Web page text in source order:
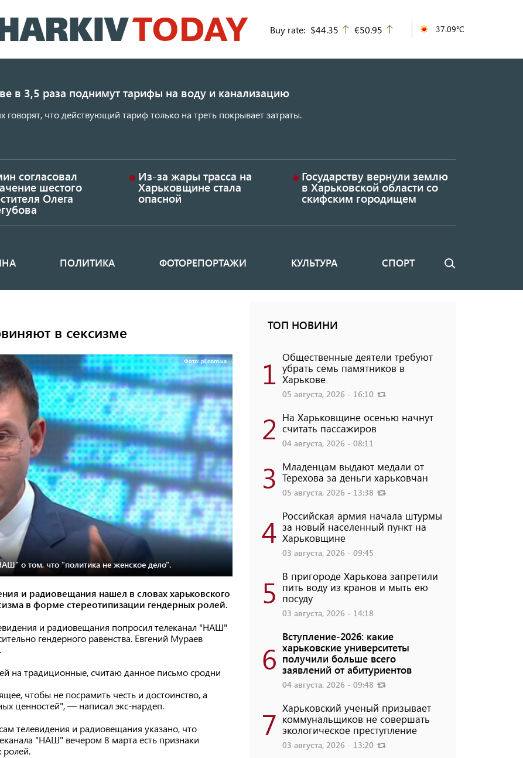
к
основному
Buy rate: $44.35 up
€50.95 37.09°C
в 3,5 раза поднимут тарифы на воду и канализацию
говорят, что действующий тариф только на треть покрывает затраты.
согласовал
шестого
Олега
Из-за жары трасса на
Харьковщине стала
опасной
Государству вернули землю
в Харьковской области со
скифским городищем
ПОЛИТИКА ФОТОРЕПОРТАЖИ КУЛЬТУРА СПОРТ Поиск
в сексизме
Фото: pl.com.ua
о том, что "политика не женское дело".
и радиовещания нашел в словах харьковского
в форме стереотипизации гендерных ролей.
и радиовещания попросил телеканал "НАШ"
гендерного равенства. Евгений Мураев
на традиционные, считаю данное письмо сродни
чтобы не посрамить честь и достоинство, а
ценностей", — написал экс-нардеп.
телевидения и радиовещания указано, что
"НАШ" вечером 8 марта есть признаки
ролей.
ТОП НОВИНИ
1 Общественные деятели требуют
убрать семь памятников в
Харькове
05 августа, 2026 - 16:10
2 На Харьковщине осенью начнут
считать пассажиров
04 августа, 2026 - 08:11
3 Младенцам выдают медали от
Терехова за деньги харьковчан
05 августа, 2026 - 13:38
4 Российская армия начала штурмы
за новый населенный пункт на
Харьковщине
03 августа, 2026 - 09:45
5 В пригороде Харькова запретили
пить воду из кранов и мыть ею
посуду
03 августа, 2026 - 14:18
6
Вступление-2026: какие
харьковские университеты
получили больше всего
заявлений от абитуриентов
04 августа, 2026 - 09:48
7 Харьковский ученый призывает
коммунальщиков не совершать
экологическое преступление
03 августа, 2026 - 13:20